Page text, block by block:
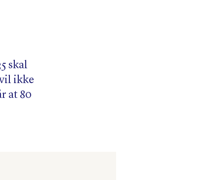
skal
ikke
at 80